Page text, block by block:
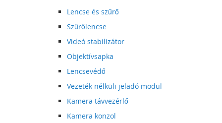
Lencse és szűrő
Szűrőlencse
Videó stabilizátor
Objektívsapka
Lencsevédő
Vezeték nélküli jeladó modul
Kamera távvezérlő
Kamera konzol